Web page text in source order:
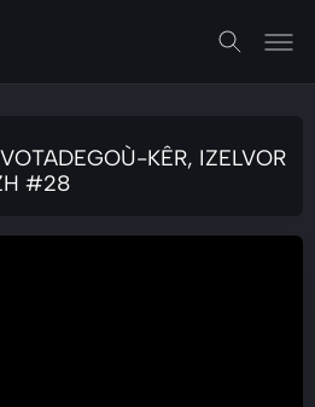
KÊR, IZELVOR
#28